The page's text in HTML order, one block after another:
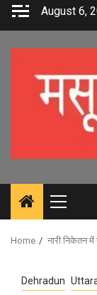
Skip
August 6,
Menu
Home नारी निकेतन में
Dehradun